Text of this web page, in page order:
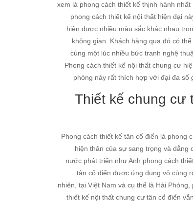
xem là phong cách thiết kế thịnh hành nhất
phong cách thiết kế nội thất hiện đại
hiện được nhiều màu sắc khác nhau
không gian. Khách hàng qua đó có
cùng một lúc nhiều bức tranh nghệ
Phong cách thiết kế nội thất chung cư
phòng này rất thích hợp với đại đa số
Thiết kế chung cư
Phong cách thiết kế tân cổ điển là phong
hiện thân của sự sang trọng và dẳng
nước phát triển như Anh phong cách
tân cổ điển được ứng dụng vô cùng
nhiên, tại Việt Nam và cụ thể là Hải Phòng,
thiết kế nội thất chung cư tân cổ điển